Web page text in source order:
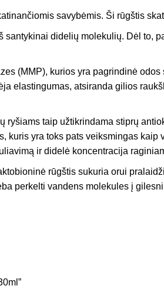
savybėmis. Ši rūgštis
didelių molekulių. Dėl to,
(MMP), kurios yra pagrindinė
elastingumas, atsiranda gilios
taip užtikrindama stiprų
yra toks pats veiksmingas
ir didelė koncentracija
rūgštis sukuria orui
perkelti vandens molekules į